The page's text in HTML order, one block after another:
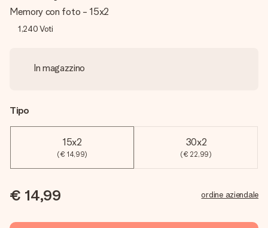
Memory con foto - 15x2
1,240Voti
In magazzino
Tipo
15x2
(€ 14,99)
30x2
(€ 22,99)
€ 14,99 ordine aziendale